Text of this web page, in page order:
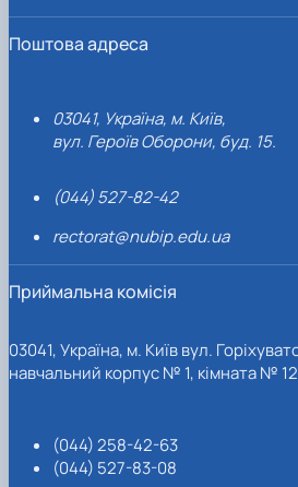
Поштова адреса
03041, Україна, м. Київ,
вул. Героїв Оборони, буд. 15.
(044) 527-82-42
rectorat@nubip.edu.ua
Приймальна комісія
03041, Україна, м. Київ вул.
навчальний корпус № 1, кімната №
(044) 258-42-63
(044) 527-83-08